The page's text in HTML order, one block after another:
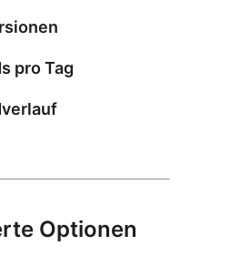
pro Tag
Optionen